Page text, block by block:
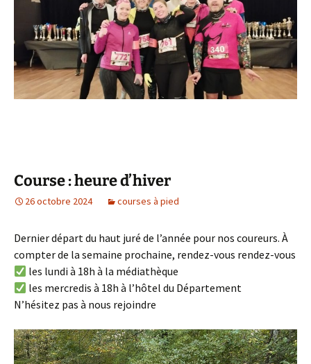
Course : heure d’hiver
26 octobre 2024 courses à pied
Dernier départ du haut juré de l’année pour nos coureurs. À
compter de la semaine prochaine, rendez-vous rendez-vous
les lundi à 18h à la médiathèque
les mercredis à 18h à l’hôtel du Département
N’hésitez pas à nous rejoindre